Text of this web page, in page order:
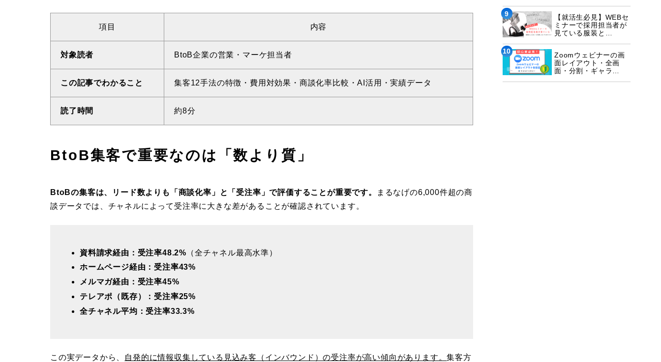
項目 内容
対象読者 BtoB企業の営業・マーケ担当者
この記事でわかること 集客12手法の特徴・費用対効果・商談化率比較・AI活用・実績データ
読了時間 約8分
BtoB集客で重要なのは「数より質」
BtoBの集客は、リード数よりも「商談化率」と「受注率」で評価することが重要です。
まるなげの6,000件超の商
談データでは、チャネルによって受注率に大きな差があることが確認されています。
資料請求経由：受注率48.2% （全チャネル最高水準）
ホームページ経由：受注率43%
メルマガ経由：受注率45%
テレアポ（既存）：受注率25%
全チャネル平均：受注率33.3%
この実データから、 自発的に情報収集している見込み客（インバウンド）の受注率が高い傾向があります。集客方
9
【就活生必見】WEBセ
ミナーで採用担当者が
見ている服装と…
10
Zoomウェビナーの画
面レイアウト・全画
面・分割・ギャラ…